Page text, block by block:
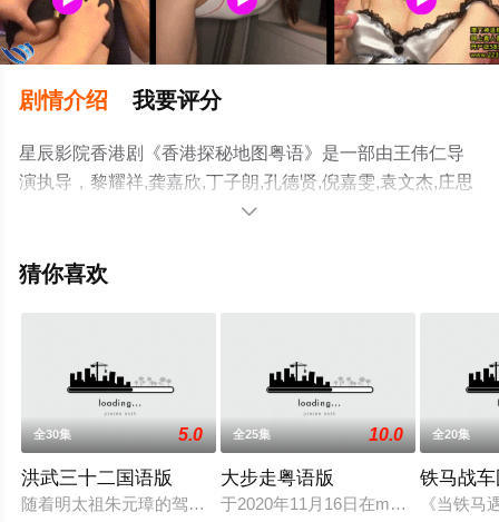
剧情介绍 我要评分
星辰影院香港剧《香港探秘地图粤语》是一部由王伟仁导
演执导，黎耀祥,龚嘉欣,丁子朗,孔德贤,倪嘉雯,袁文杰,庄思
明,蔡国威,杨玉梅,邓伊婷,袁镇业,莫家淦,黄子桐,关曜儁,阮
揭晓（已完结），手机免费观看高清未删减完整版电视剧

猜你喜欢
全30集 5.0
洪武三十二国语版
随着明太祖朱元璋的驾崩，围绕新帝登基的争夺则进入到白热
全25集 10.0
大步走粤语版
于2020年11月16日在myTV Gold及
全20集
铁马战
《当铁